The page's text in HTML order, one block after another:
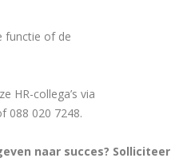
functie of de
HR-collega’s via
088 020 7248.
naar succes? Solliciteer